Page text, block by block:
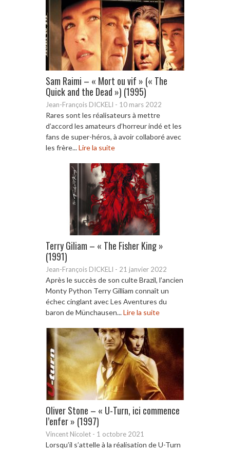
Sam Raimi – « Mort ou vif » (« The
Quick and the Dead ») (1995)
Jean-François DICKELI - 10 mars 2022
Rares sont les réalisateurs à mettre
d’accord les amateurs d’horreur indé et les
fans de super-héros, à avoir collaboré avec
les frère...Lire la suite
Terry Giliam – « The Fisher King »
(1991)
Jean-François DICKELI - 21 janvier 2022
Après le succès de son culte Brazil, l’ancien
Monty Python Terry Gilliam connaît un
échec cinglant avec Les Aventures du
baron de Münchausen...Lire la suite
Oliver Stone – « U-Turn, ici commence
l’enfer » (1997)
Vincent Nicolet - 1 octobre 2021
Lorsqu’il s’attelle à la réalisation de U-Turn